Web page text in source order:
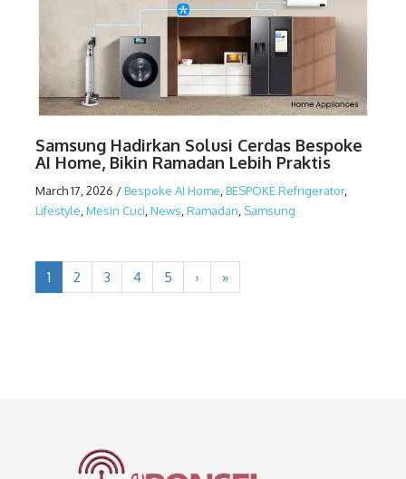
Samsung Hadirkan Solusi Cerdas Bespoke
AI Home, Bikin Ramadan Lebih Praktis
March 17, 2026 /Bespoke AI Home BESPOKE Refrigerator,
Lifestyle Mesin Cuci News Ramadan Samsung
1 2 3 4 5 › »